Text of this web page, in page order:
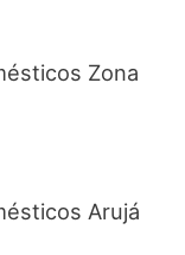
Zona
Arujá